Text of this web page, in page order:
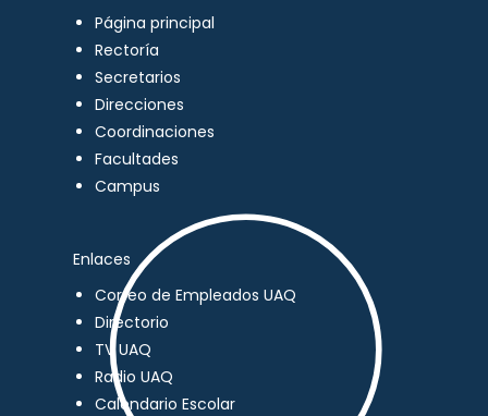
Página principal
Rectoría
Secretarios
Direcciones
Coordinaciones
Facultades
Campus
Enlaces
Correo de Empleados UAQ
Directorio
TV UAQ
Radio UAQ
Calendario Escolar